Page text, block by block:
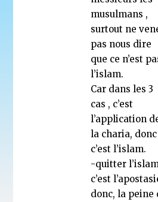
musulmans ,
surtout ne
pas nous dire
que ce n’est
l’islam.
Car dans les 3
cas , c’est
l’application
la charia, donc
c’est l’islam.
-quitter
c’est
donc, la peine